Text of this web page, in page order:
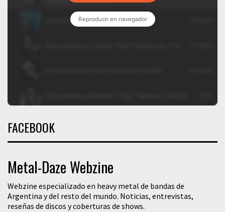
FACEBOOK
Metal-Daze Webzine
Webzine especializado en heavy metal de bandas de
Argentina y del resto del mundo. Noticias, entrevistas,
reseñas de discos y coberturas de shows.